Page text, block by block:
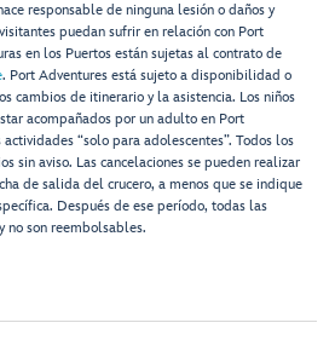
responsable de ninguna lesión o daños y
puedan sufrir en relación con Port
en los Puertos están sujetas al contrato de
. Port Adventures está sujeto a disponibilidad o
cambios de itinerario y la asistencia. Los niños
acompañados por un adulto en Port
“solo para adolescentes”. Todos los
sin aviso. Las cancelaciones se pueden realizar
de salida del crucero, a menos que se indique
Después de ese período, todas las
no son reembolsables.